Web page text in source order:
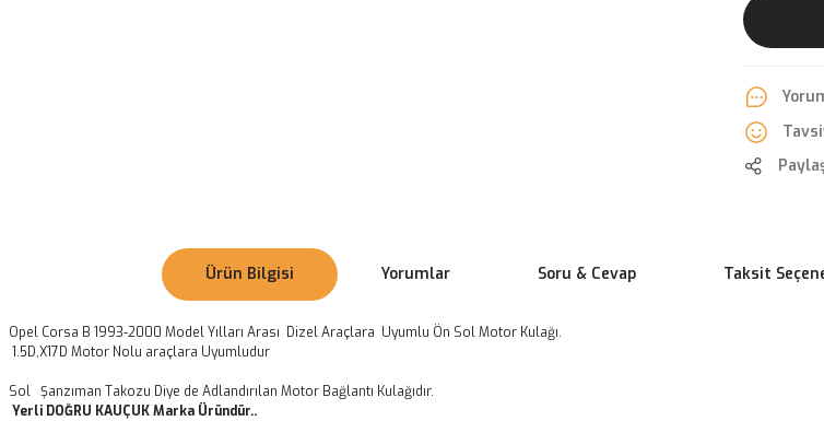
Ürün Bilgisi Yorumlar Soru & Cevap Taksit
Opel Corsa B 1993-2000 Model Yılları Arası Dizel Araçlara Uyumlu Ön Sol Motor Kulağı.
1.5D,X17D Motor Nolu araçlara Uyumludur
Sol Şanzıman Takozu Diye de Adlandırılan Motor Bağlantı Kulağıdır.
Yerli DOĞRU KAUÇUK Marka Üründür..